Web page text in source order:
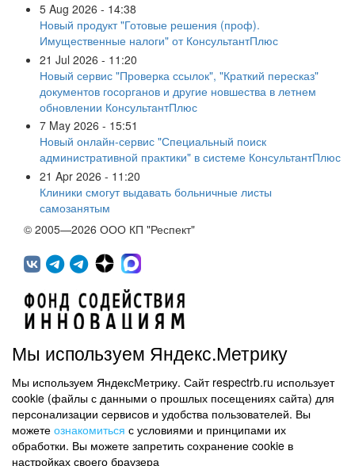
5 Aug 2026 - 14:38
Новый продукт "Готовые решения (проф).
Имущественные налоги" от КонсультантПлюс
21 Jul 2026 - 11:20
Новый сервис "Проверка ссылок", "Краткий пересказ"
документов госорганов и другие новшества в летнем
обновлении КонсультантПлюс
7 May 2026 - 15:51
Новый онлайн-сервис "Специальный поиск
административной практики" в системе КонсультантПлюс
21 Apr 2026 - 11:20
Клиники смогут выдавать больничные листы
самозанятым
© 2005—2026 ООО КП "Респект"
450071, г.Уфа, ул. 50 лет СССР, д.48 корп.1, офис 307
(347) 291 20 70
Контактная информация
Карта сайта
Мы используем Яндекс.Метрику
Мы используем ЯндексМетрику. Сайт respectrb.ru использует
cookie (файлы с данными о прошлых посещениях сайта) для
персонализации сервисов и удобства пользователей. Вы
можете ознакомиться с условиями и принципами их
обработки. Вы можете запретить сохранение cookie в
настройках своего браузера